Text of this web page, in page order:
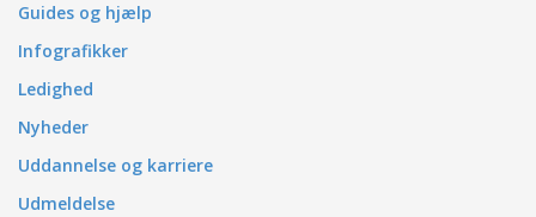
Guides og hjælp
Infografikker
Ledighed
Nyheder
Uddannelse og karriere
Udmeldelse